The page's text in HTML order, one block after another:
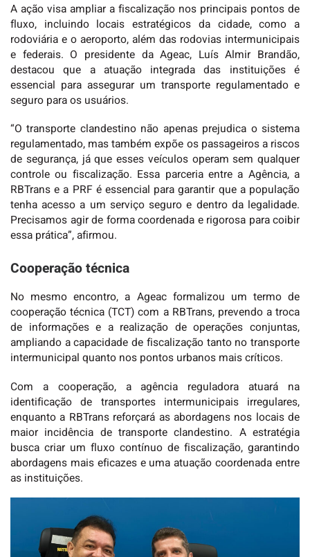
A ação visa ampliar a fiscalização nos principais pontos de
fluxo, incluindo locais estratégicos da cidade, como a
rodoviária e o aeroporto, além das rodovias intermunicipais
e federais. O presidente da Ageac, Luís Almir Brandão,
destacou que a atuação integrada das instituições é
essencial para assegurar um transporte regulamentado e
seguro para os usuários.
“O transporte clandestino não apenas prejudica o sistema
regulamentado, mas também expõe os passageiros a riscos
de segurança, já que esses veículos operam sem qualquer
controle ou fiscalização. Essa parceria entre a Agência, a
RBTrans e a PRF é essencial para garantir que a população
tenha acesso a um serviço seguro e dentro da legalidade.
Precisamos agir de forma coordenada e rigorosa para coibir
essa prática”, afirmou.
Cooperação técnica
No mesmo encontro, a Ageac formalizou um termo de
cooperação técnica (TCT) com a RBTrans, prevendo a troca
de informações e a realização de operações conjuntas,
ampliando a capacidade de fiscalização tanto no transporte
intermunicipal quanto nos pontos urbanos mais críticos.
Com a cooperação, a agência reguladora atuará na
identificação de transportes intermunicipais irregulares,
enquanto a RBTrans reforçará as abordagens nos locais de
maior incidência de transporte clandestino. A estratégia
busca criar um fluxo contínuo de fiscalização, garantindo
abordagens mais eficazes e uma atuação coordenada entre
as instituições.